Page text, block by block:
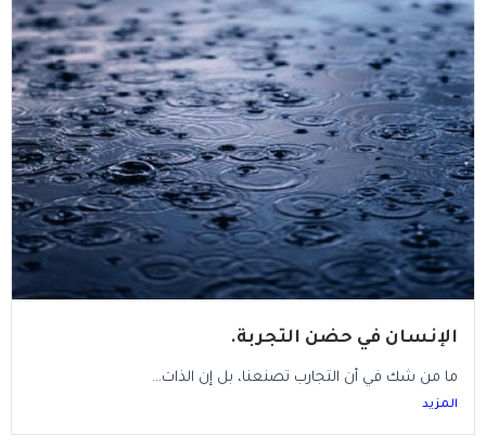
الإنسان في حضن التجربة.
ما من شك في أن التجارب تصنعنا، بل إن الذات...
المزيد